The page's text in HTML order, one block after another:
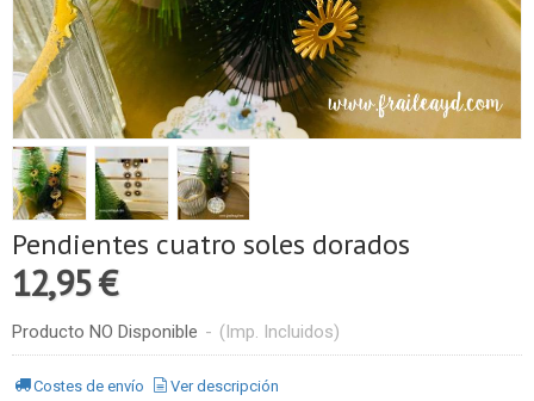
Pendientes cuatro soles dorados
12,95 €
Producto NO Disponible - (Imp. Incluidos)
Costes de envío Ver descripción